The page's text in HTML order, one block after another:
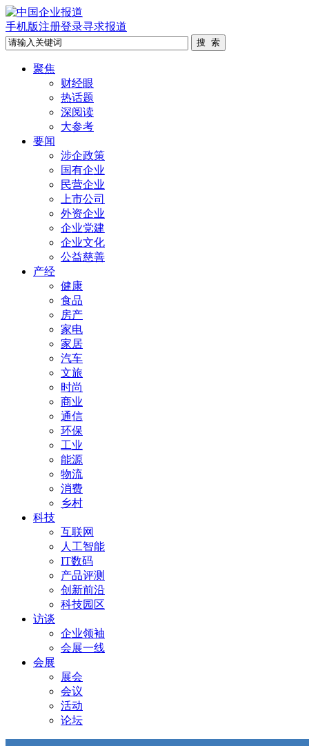
手机版注册登录寻求报道
聚焦
财经眼
热话题
深阅读
大参考
要闻
涉企政策
国有企业
民营企业
上市公司
外资企业
企业党建
企业文化
公益慈善
产经
健康
食品
房产
家电
家居
汽车
文旅
时尚
商业
通信
环保
工业
能源
物流
消费
乡村
科技
互联网
人工智能
IT数码
产品评测
创新前沿
科技园区
访谈
企业领袖
会展一线
会展
展会
会议
活动
论坛